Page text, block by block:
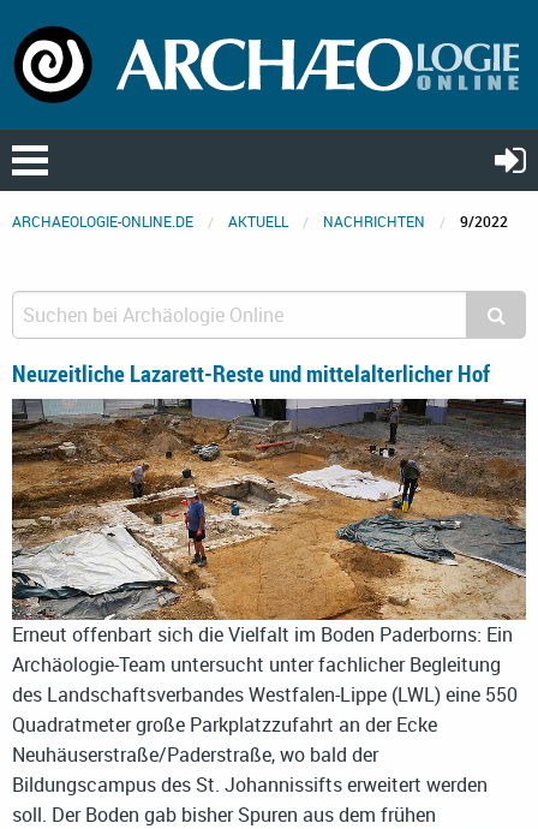
ARCHAEOLOGIE-ONLINE.DE AKTUELL NACHRICHTEN 9/2022
Neuzeitliche Lazarett-Reste und mittelalterlicher Hof
Erneut offenbart sich die Vielfalt im Boden Paderborns: Ein
Archäologie-Team untersucht unter fachlicher Begleitung
des Landschaftsverbandes Westfalen-Lippe (LWL) eine 550
Quadratmeter große Parkplatzzufahrt an der Ecke
Neuhäuserstraße/Paderstraße, wo bald der
Bildungscampus des St. Johannissifts erweitert werden
soll. Der Boden gab bisher Spuren aus dem frühen